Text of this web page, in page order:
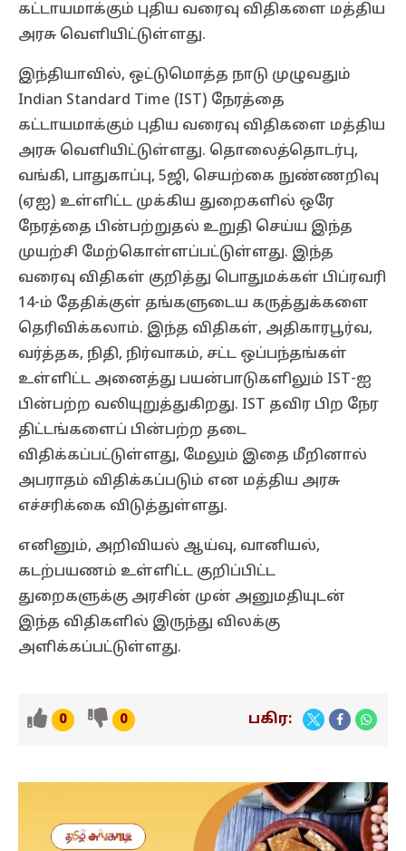
கட்டாயமாக்கும் புதிய வரைவு விதிகளை மத்திய
அரசு வெளியிட்டுள்ளது.
இந்தியாவில், ஒட்டுமொத்த நாடு முழுவதும்
Indian Standard Time (IST) நேரத்தை
கட்டாயமாக்கும் புதிய வரைவு விதிகளை மத்திய
அரசு வெளியிட்டுள்ளது. தொலைத்தொடர்பு,
வங்கி, பாதுகாப்பு, 5ஜி, செயற்கை நுண்ணறிவு
(ஏஐ) உள்ளிட்ட முக்கிய துறைகளில் ஒரே
நேரத்தை பின்பற்றுதல் உறுதி செய்ய இந்த
முயற்சி மேற்கொள்ளப்பட்டுள்ளது. இந்த
வரைவு விதிகள் குறித்து பொதுமக்கள் பிப்ரவரி
14-ம் தேதிக்குள் தங்களுடைய கருத்துக்களை
தெரிவிக்கலாம். இந்த விதிகள், அதிகாரபூர்வ,
வர்த்தக, நிதி, நிர்வாகம், சட்ட ஒப்பந்தங்கள்
உள்ளிட்ட அனைத்து பயன்பாடுகளிலும் IST-ஐ
பின்பற்ற வலியுறுத்துகிறது. IST தவிர பிற நேர
திட்டங்களைப் பின்பற்ற தடை
விதிக்கப்பட்டுள்ளது, மேலும் இதை மீறினால்
அபராதம் விதிக்கப்படும் என மத்திய அரசு
எச்சரிக்கை விடுத்துள்ளது.
எனினும், அறிவியல் ஆய்வு, வானியல்,
கடற்பயணம் உள்ளிட்ட குறிப்பிட்ட
துறைகளுக்கு அரசின் முன் அனுமதியுடன்
இந்த விதிகளில் இருந்து விலக்கு
அளிக்கப்பட்டுள்ளது.
0 0 பகிர: